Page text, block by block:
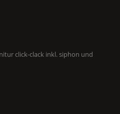
click-clack inkl. siphon und